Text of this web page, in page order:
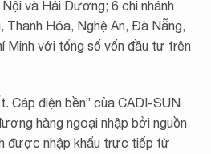
và Hải Dương; 6 chi nhánh
Thanh Hóa, Nghệ An, Đà Nẵng,
Minh với tổng số vốn đầu tư trên
Cáp điện bền” của CADI-SUN
hàng ngoại nhập bởi nguồn
được nhập khẩu trực tiếp từ